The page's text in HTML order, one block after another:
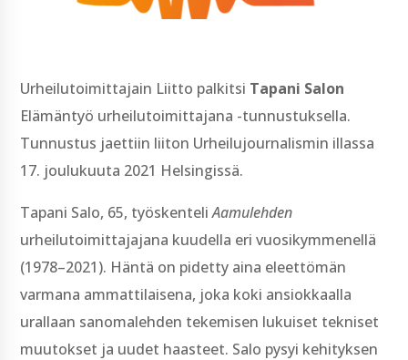
Urheilutoimittajain Liitto palkitsi Tapani Salon
Elämäntyö urheilutoimittajana -tunnustuksella.
Tunnustus jaettiin liiton Urheilujournalismin illassa
17. joulukuuta 2021 Helsingissä.
Tapani Salo, 65, työskenteliAamulehden
urheilutoimittajajana kuudella eri vuosikymmenellä
(1978–2021). Häntä on pidetty aina eleettömän
varmana ammattilaisena, joka koki ansiokkaalla
urallaan sanomalehden tekemisen lukuiset tekniset
muutokset ja uudet haasteet. Salo pysyi kehityksen